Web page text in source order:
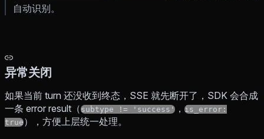
自动识别。
异常关闭
如果当前 turn 还没收到终态，SSE 就先断开了，SDK 会合成
一条 error result（subtype != 'success' ， is_error:
true），方便上层统一处理。